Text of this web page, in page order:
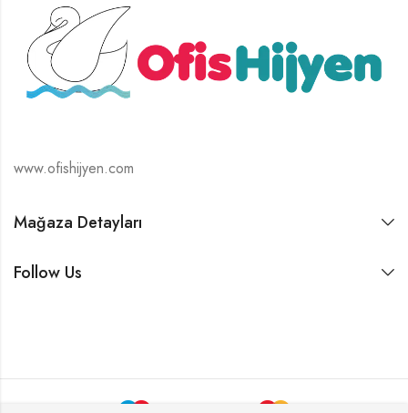
www.ofishijyen.com
Mağaza Detayları
Follow Us